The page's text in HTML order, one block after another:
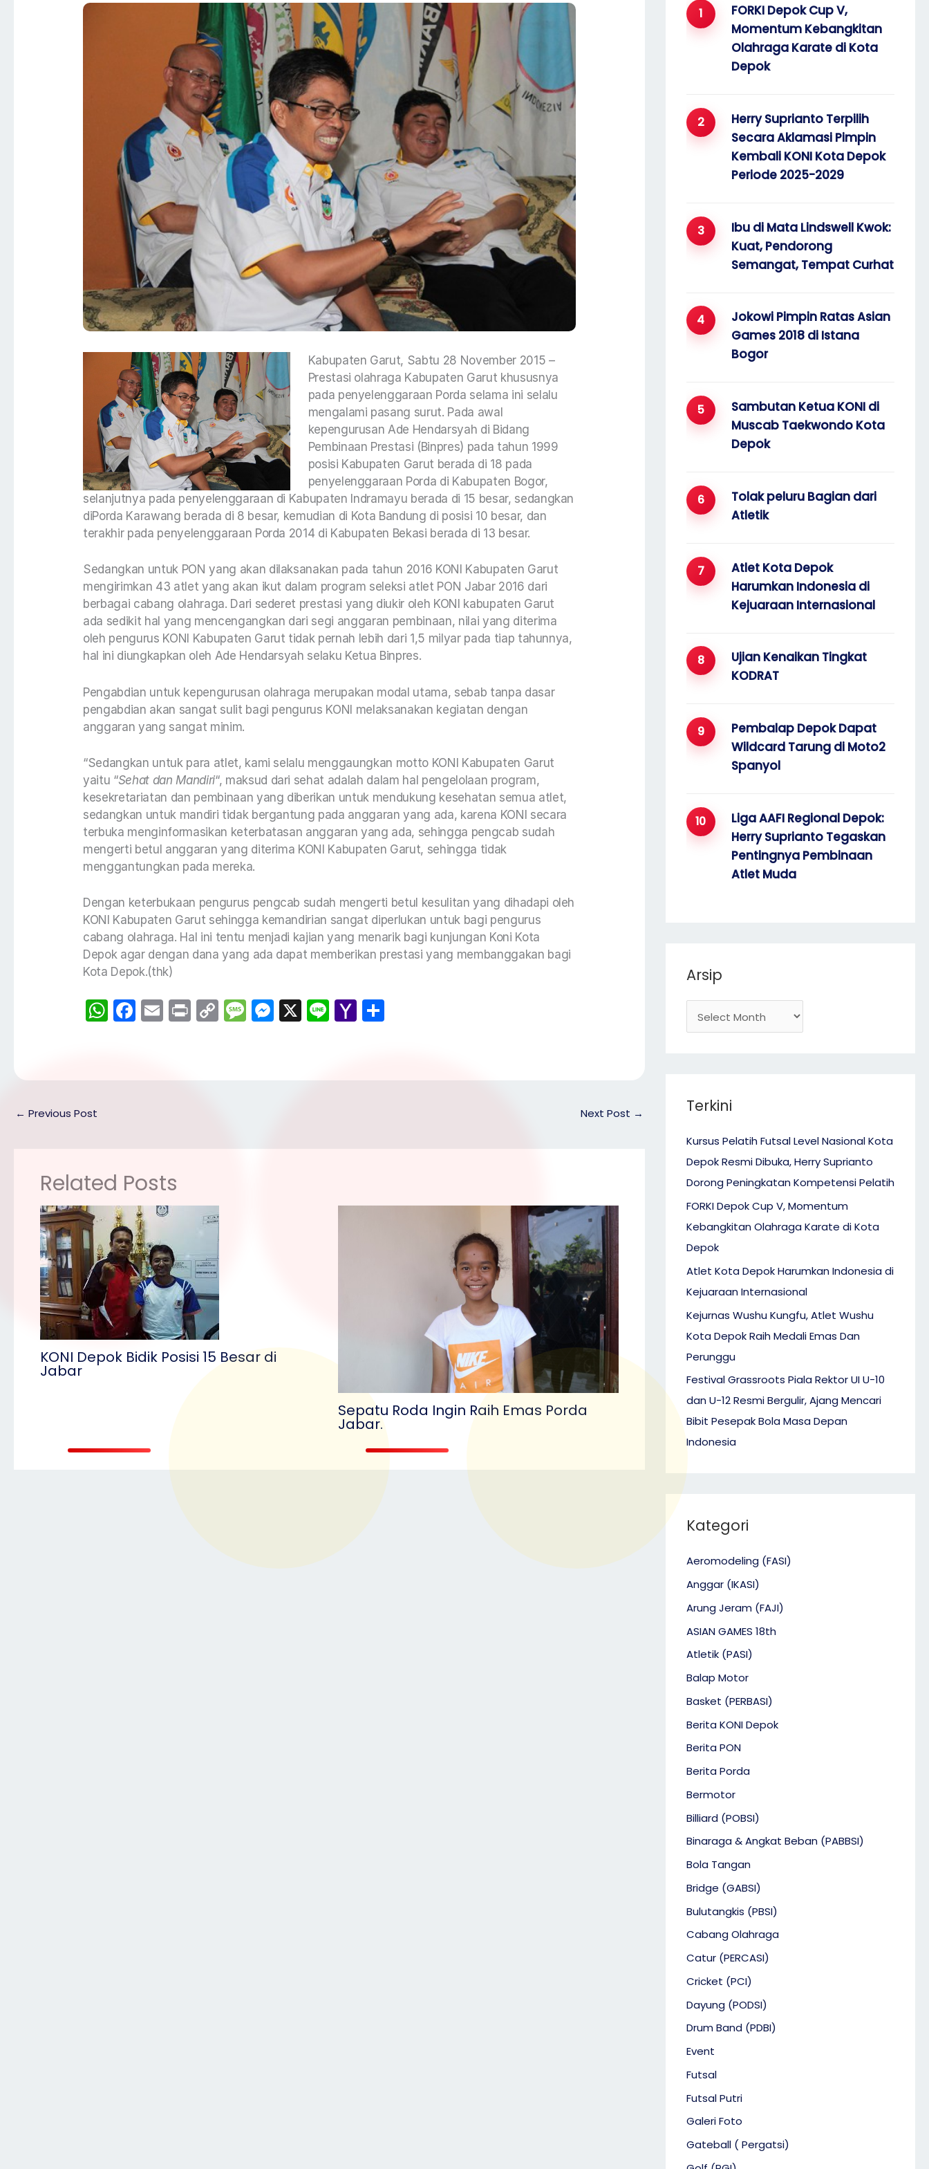
Kabupaten Garut, Sabtu 28 November 2015 –
Prestasi olahraga Kabupaten Garut khususnya
pada penyelenggaraan Porda selama ini selalu
mengalami pasang surut. Pada awal
kepengurusan Ade Hendarsyah di Bidang
Pembinaan Prestasi (Binpres) pada tahun 1999
posisi Kabupaten Garut berada di 18 pada
penyelenggaraan Porda di Kabupaten Bogor,
selanjutnya pada penyelenggaraan di Kabupaten Indramayu berada di 15 besar, sedangkan
diPorda Karawang berada di 8 besar, kemudian di Kota Bandung di posisi 10 besar, dan
terakhir pada penyelenggaraan Porda 2014 di Kabupaten Bekasi berada di 13 besar.
Sedangkan untuk PON yang akan dilaksanakan pada tahun 2016 KONI Kabupaten Garut
mengirimkan 43 atlet yang akan ikut dalam program seleksi atlet PON Jabar 2016 dari
berbagai cabang olahraga. Dari sederet prestasi yang diukir oleh KONI kabupaten Garut
ada sedikit hal yang mencengangkan dari segi anggaran pembinaan, nilai yang diterima
oleh pengurus KONI Kabupaten Garut tidak pernah lebih dari 1,5 milyar pada tiap tahunnya,
hal ini diungkapkan oleh Ade Hendarsyah selaku Ketua Binpres.
Pengabdian untuk kepengurusan olahraga merupakan modal utama, sebab tanpa dasar
pengabdian akan sangat sulit bagi pengurus KONI melaksanakan kegiatan dengan
anggaran yang sangat minim.
“Sedangkan untuk para atlet, kami selalu menggaungkan motto KONI Kabupaten Garut
yaitu “Sehat dan Mandiri“, maksud dari sehat adalah dalam hal pengelolaan program,
kesekretariatan dan pembinaan yang diberikan untuk mendukung kesehatan semua atlet,
sedangkan untuk mandiri tidak bergantung pada anggaran yang ada, karena KONI secara
terbuka menginformasikan keterbatasan anggaran yang ada, sehingga pengcab sudah
mengerti betul anggaran yang diterima KONI Kabupaten Garut, sehingga tidak
menggantungkan pada mereka.
Dengan keterbukaan pengurus pengcab sudah mengerti betul kesulitan yang dihadapi oleh
KONI Kabupaten Garut sehingga kemandirian sangat diperlukan untuk bagi pengurus
cabang olahraga. Hal ini tentu menjadi kajian yang menarik bagi kunjungan Koni Kota
Depok agar dengan dana yang ada dapat memberikan prestasi yang membanggakan bagi
Kota Depok.(thk)
W
h
F
a
E
m
l
Pr
in
C
o
M
e
M
e
X Li
n
Y
a
← Previous Post Next Post →
Related Posts
KONI Depok Bidik Posisi 15 Besar di
Jabar
Sepatu Roda Ingin Raih Emas Porda
Jabar.
o
FORKI Depok Cup V,
Momentum Kebangkitan
Olahraga Karate di Kota
Depok
Herry Suprianto Terpilih
Secara Aklamasi Pimpin
Kembali KONI Kota Depok
Periode 2025-2029
Ibu di Mata Lindswell Kwok:
Kuat, Pendorong
Semangat, Tempat Curhat
Jokowi Pimpin Ratas Asian
Games 2018 di Istana
Bogor
Sambutan Ketua KONI di
Muscab Taekwondo Kota
Depok
Tolak peluru Bagian dari
Atletik
Atlet Kota Depok
Harumkan Indonesia di
Kejuaraan Internasional
Ujian Kenaikan Tingkat
KODRAT
Pembalap Depok Dapat
Wildcard Tarung di Moto2
Spanyol
Liga AAFI Regional Depok:
Herry Suprianto Tegaskan
Pentingnya Pembinaan
Atlet Muda
Arsip
Terkini
Kursus Pelatih Futsal Level Nasional Kota
Depok Resmi Dibuka, Herry Suprianto
Dorong Peningkatan Kompetensi Pelatih
FORKI Depok Cup V, Momentum
Kebangkitan Olahraga Karate di Kota
Depok
Atlet Kota Depok Harumkan Indonesia di
Kejuaraan Internasional
Kejurnas Wushu Kungfu, Atlet Wushu
Kota Depok Raih Medali Emas Dan
Perunggu
Festival Grassroots Piala Rektor UI U-10
dan U-12 Resmi Bergulir, Ajang Mencari
Bibit Pesepak Bola Masa Depan
Indonesia
Kategori
Aeromodeling (FASI)
Anggar (IKASI)
Arung Jeram (FAJI)
ASIAN GAMES 18th
Atletik (PASI)
Balap Motor
Basket (PERBASI)
Berita KONI Depok
Berita PON
Berita Porda
Bermotor
Billiard (POBSI)
Binaraga & Angkat Beban (PABBSI)
Bola Tangan
Bridge (GABSI)
Bulutangkis (PBSI)
Cabang Olahraga
Catur (PERCASI)
Cricket (PCI)
Dayung (PODSI)
Drum Band (PDBI)
Event
Futsal
Futsal Putri
Galeri Foto
Gateball ( Pergatsi)